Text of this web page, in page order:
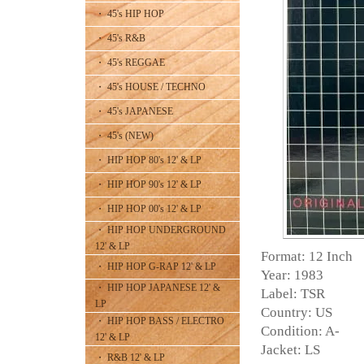
・ 45's HIP HOP
・ 45's R&B
・ 45's REGGAE
・ 45's HOUSE / TECHNO
・ 45's JAPANESE
・ 45's (NEW)
・ HIP HOP 80's 12' & LP
・ HIP HOP 90's 12' & LP
・ HIP HOP 00's 12' & LP
・ HIP HOP UNDERGROUND
12' & LP
・ HIP HOP G-RAP 12' & LP
・ HIP HOP JAPANESE 12' &
LP
・ HIP HOP BASS / ELECTRO
12' & LP
・ R&B 12' & LP
Format: 12 Inch
Year: 1983
Label: TSR
Country: US
Condition: A-
Jacket: LS